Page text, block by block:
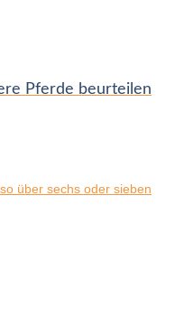
Pferde beurteilen
über sechs oder sieben